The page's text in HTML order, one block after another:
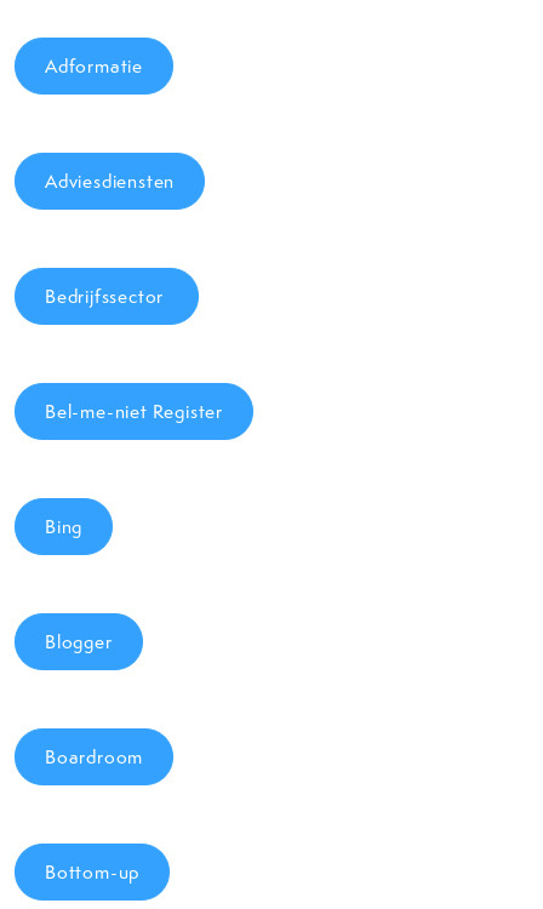
Adformatie
Adviesdiensten
Bedrijfssector
Bel-me-niet Register
Bing
Blogger
Boardroom
Bottom-up